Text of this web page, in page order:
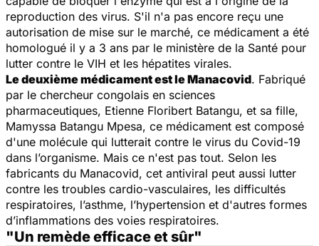
reproduction des virus. S'il n'a pas encore reçu une
autorisation de mise sur le marché, ce médicament a été
homologué il y a 3 ans par le ministère de la Santé pour
lutter contre le VIH et les hépatites virales.
Le deuxième médicament est le Manacovid. Fabriqué
par le chercheur congolais en sciences
pharmaceutiques, Etienne Floribert Batangu, et sa fille,
Mamyssa Batangu Mpesa, ce médicament est composé
d'une molécule qui lutterait contre le virus du Covid-19
dans l’organisme. Mais ce n'est pas tout. Selon les
fabricants du Manacovid, cet antiviral peut aussi lutter
contre les troubles cardio-vasculaires, les difficultés
respiratoires, l’asthme, l’hypertension et d'autres formes
d’inflammations des voies respiratoires.
"Un remède efficace et sûr"